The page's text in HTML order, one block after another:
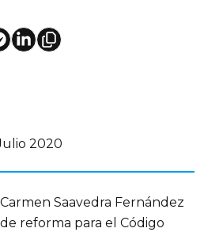
2020
Saavedra Fernández
reforma para el Código